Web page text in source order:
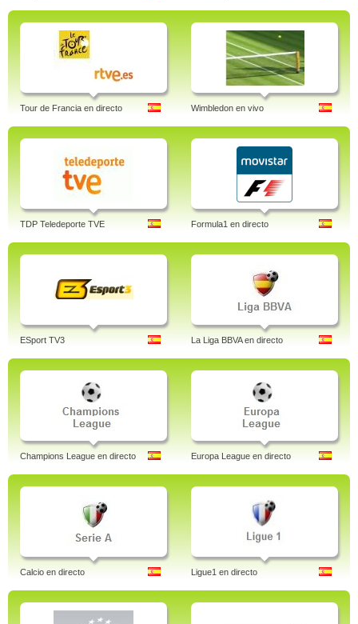
Tour de Francia en directo Wimbledon en vivo
TDP Teledeporte TVE Formula1 en directo
ESport TV3 La Liga BBVA en directo
Champions League en directo Europa League en directo
Calcio en directo Ligue1 en directo